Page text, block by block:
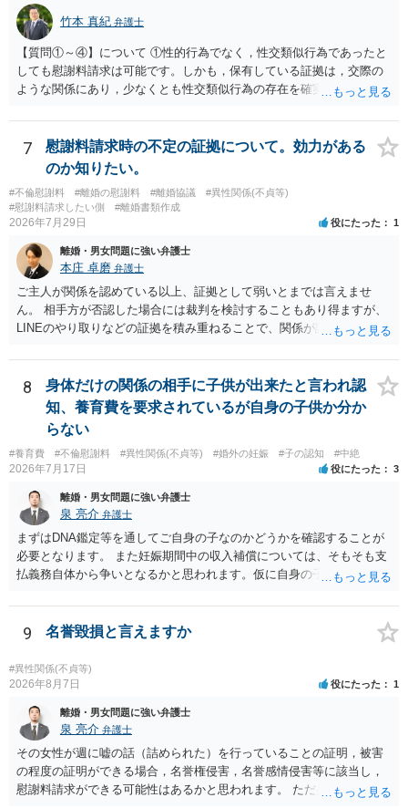
竹本 真紀 弁護士
【質問①～④】について ①性的行為でなく，性交類似行為であったと
しても慰謝料請求は可能です。しかも，保有している証拠は，交際の
ような関係にあり，少なくとも性交類似行為の存在を確実に証明でき
ことを窺わせるものです。）。ですから，慰謝料請求を進めることで
よいと思います。 ただ．慰謝料額については，婚姻破綻に至っていな
いとして，この点を考慮されることになるかもしれません。 ②夫との
今後のことを考えて書いてもらうか否かを検討するのがよいと思いま
す。今ある証拠以上のことを証明（証明力を強めることも含む）でき
るのであれば，前向きに検討を進めるという考え方でもよいでしょ
値と夫との関係との均衡のように思います。 ③行政書士に委任をして
いるのであれば，どのような内容の委任なのか不明ですが，その行政
書士との協議になると思います。請求するか，訴訟にするか，その点
の見極めや，相手方は性交類似行為は認めているのか，それさえも否
定しているのかによって，考え方・進め方は変わってくると思いま
あれば，本人（行政書士でも同じだと思います。）への対応ではあま
り変わらないように思います。減額で折り合えるなら本人様の交渉で
もよいように思いますが，ゼロかどうかの観点であれば，訴訟に進む
しかなくなるようにも思います。そうしますと，お近くの弁護士に相
談して進めることを検討した方がよいようにも思います。
7
慰謝料請求時の不定の証拠について。効力がある
のか知りたい。
#不倫慰謝料 #離婚の慰謝料 #離婚協議
#異性関係(不貞等)
#慰謝料請求したい側
#離婚書類作成
2026年7月29日 役にたった 1
離婚・男女問題に強い弁護士
本庄 卓磨 弁護士
ご主人が関係を認めている以上、証拠として弱いとまでは言えませ
ん。 相手方が否認した場合には裁判を検討することもあり得ますが、
LINEのやり取りなどの証拠を積み重ねることで、関係が認定される余
個別の事情によりますので、お早めに弁護士に相談されることをおす
すめします。
8
身体だけの関係の相手に子供が出来たと言われ認
知、養育費を要求されているが自身の子供か分か
らない
#養育費 #不倫慰謝料 #異性関係(不貞等) #婚外の妊娠 #子の認知 #中絶
2026年7月17日 役にたった 3
離婚・男女問題に強い弁護士
泉 亮介 弁護士
まずはDNA鑑定等を通してご自身の子なのかどうかを確認することが
必要となります。 また妊娠期間中の収入補償については、そもそも支
払義務自体から争いとなるかと思われます。仮に自身の子であったと
相手に弁護士がついているということであれば、依頼をするかしない
かは別として一度ご自身も個別に弁護士に相談をされたほうが良いで
9 名誉毀損と言えますか
#異性関係(不貞等)
2026年8月7日 役にたった 1
離婚・男女問題に強い弁護士
泉 亮介 弁護士
その女性が週に嘘の話（詰められた）を行っていることの証明，被害
の程度の証明ができる場合，名誉権侵害，名誉感情侵害等に該当し，
慰謝料請求ができる可能性はあるかと思われます。 ただ弁護士費用を